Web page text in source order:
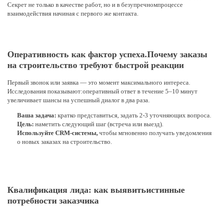
Секрет не только в качестве работ, но и в безупречномпроцессе
взаимодействия начиная с первого же контакта.
Оперативность как фактор успеха.Почему заказы
на строительство требуют быстрой реакции
Первый звонок или заявка — это момент максимального интереса.
Исследования показывают:оперативный ответ в течение 5–10 минут
увеличивает шансы на успешный диалог в два раза.
Ваша задача: кратко представиться, задать 2-3 уточняющих вопроса.
Цель: наметить следующий шаг (встреча или выезд).
Используйте CRM-системы,чтобы мгновенно получать уведомления
о новых заказах на строительство.
Квалификация лида: как выявитьистинные
потребности заказчика